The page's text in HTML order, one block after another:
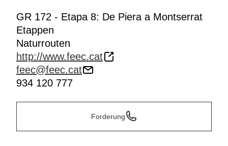
GR 172 - Etapa 8: De Piera a Montserrat
Etappen
Naturrouten
http://www.feec.cat
feec@feec.cat
934 120 777
Forderung